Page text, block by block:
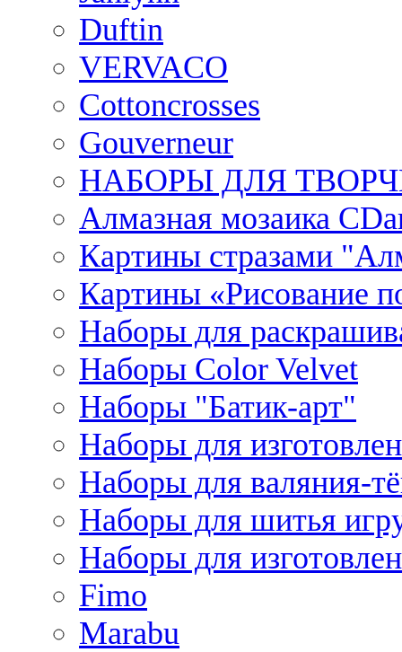
Duftin
VERVACO
Cottoncrosses
Gouverneur
НАБОРЫ ДЛЯ
Алмазная мозаика
Картины стразами
Картины «Рисование
Наборы для
Наборы Сolor Velvet
Наборы "Батик-арт"
Наборы для
Наборы для валяния-
Наборы для шитья
Наборы для
Fimo
Marabu